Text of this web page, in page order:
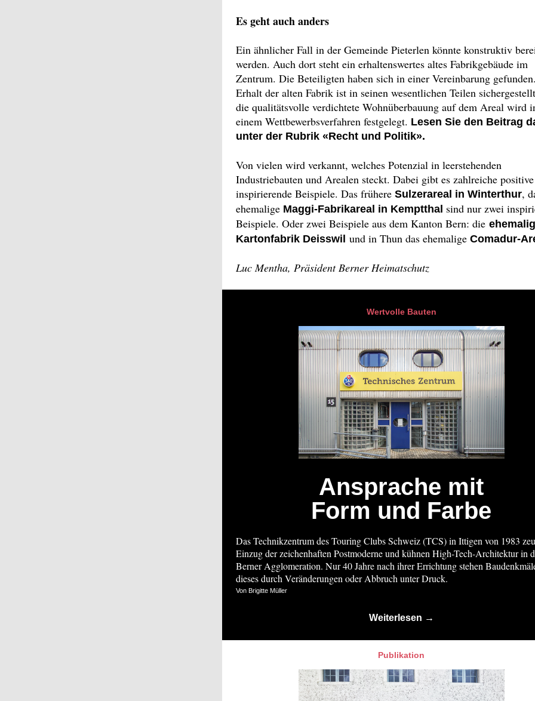
Es geht auch anders
Ein ähnlicher Fall in der Gemeinde Pieterlen könnte konstruktiv
werden. Auch dort steht ein erhaltenswertes altes Fabrikgebäude im
Zentrum. Die Beteiligten haben sich in einer Vereinbarung
Erhalt der alten Fabrik ist in seinen wesentlichen Teilen
die qualitätsvolle verdichtete Wohnüberbauung auf dem Areal wird
einem Wettbewerbsverfahren festgelegt. Lesen Sie den Beitrag
unter der Rubrik «Recht und Politik».
Von vielen wird verkannt, welches Potenzial in leerstehenden
Industriebauten und Arealen steckt. Dabei gibt es zahlreiche
inspirierende Beispiele. Das frühere Sulzerareal in Winterthur,
ehemalige Maggi-Fabrikareal in Kemptthal sind nur zwei
Beispiele. Oder zwei Beispiele aus dem Kanton Bern: die
Kartonfabrik Deisswil und in Thun das ehemalige Comadur-
Luc Mentha, Präsident Berner Heimatschutz
Wertvolle Bauten
Ansprache mit
Form und Farbe
Das Technikzentrum des Touring Clubs Schweiz (TCS) in Ittigen von 1983
Einzug der zeichenhaften Postmoderne und kühnen High-Tech-Architektur in
Berner Agglomeration. Nur 40 Jahre nach ihrer Errichtung stehen
dieses durch Veränderungen oder Abbruch unter Druck.
Von Brigitte Müller
Weiterlesen →
Publikation